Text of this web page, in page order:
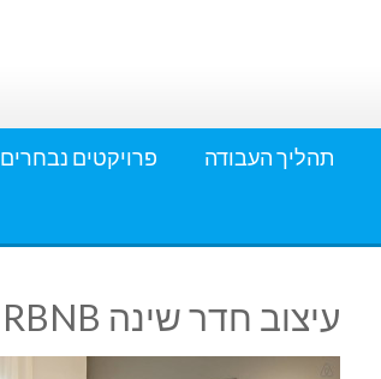
תהליך העבודה פרויקטים נבחרים
עיצוב חדר שינה AIRBNB